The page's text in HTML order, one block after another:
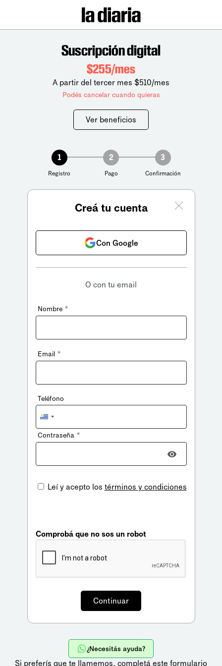
Suscripción digital
$255/mes
A partir del tercer mes $510/mes
Podés cancelar cuando quieras
Ver beneficios
1
Registro
2
Pago
3
Confirmación
Creá tu cuenta
Con Google
O con tu email
Nombre *
Email *
Teléfono
Uruguay
+598
Contraseña *
Leí y acepto los términos y condiciones
Comprobá que no sos un robot
¿Necesitás ayuda?
Si preferís que te llamemos, completá este formulario